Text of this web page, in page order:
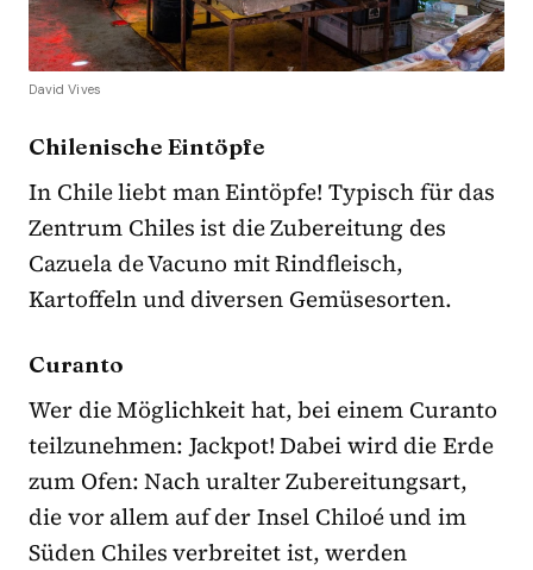
David Vives
Chilenische Eintöpfe
In Chile liebt man Eintöpfe! Typisch für das
Zentrum Chiles ist die Zubereitung des
Cazuela de Vacuno mit Rindfleisch,
Kartoffeln und diversen Gemüsesorten.
Curanto
Wer die Möglichkeit hat, bei einem Curanto
teilzunehmen: Jackpot! Dabei wird die Erde
zum Ofen: Nach uralter Zubereitungsart,
die vor allem auf der Insel Chiloé und im
Süden Chiles verbreitet ist, werden